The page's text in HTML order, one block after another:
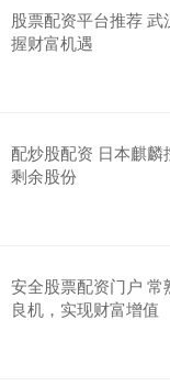
股票配资平台推荐
握财富机遇
配炒股配资 日本麒麟
剩余股份
安全股票配资门户
良机，实现财富增值